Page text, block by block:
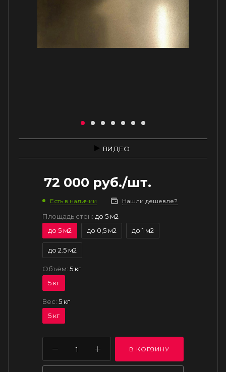
ВИДЕО
72 000 руб./шт.
Есть в наличии Нашли дешевле?
Площадь стен: до 5 м2
до 5 м2
до 0,5 м2 до 1 м2
до 2.5 м2
Объём: 5 кг
5 кг
Вес: 5 кг
5 кг
В КОРЗИНУ